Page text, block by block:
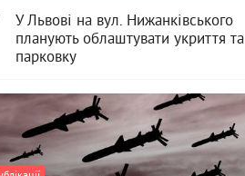
У Львові на вул. Нижанківського
планують облаштувати укриття та
парковку